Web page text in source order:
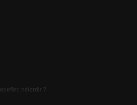
nelerdir ?